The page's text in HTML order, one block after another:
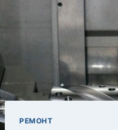
РЕМОНТ